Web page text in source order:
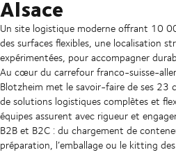
Alsace
Un site logistique moderne offrant 10
des surfaces flexibles, une localisation
expérimentées, pour accompagner
Au cœur du carrefour franco-suisse-
Blotzheim met le savoir-faire de ses 23
de solutions logistiques complètes et
équipes assurent avec rigueur et
B2B et B2C : du chargement de
préparation, l’emballage ou le kitting